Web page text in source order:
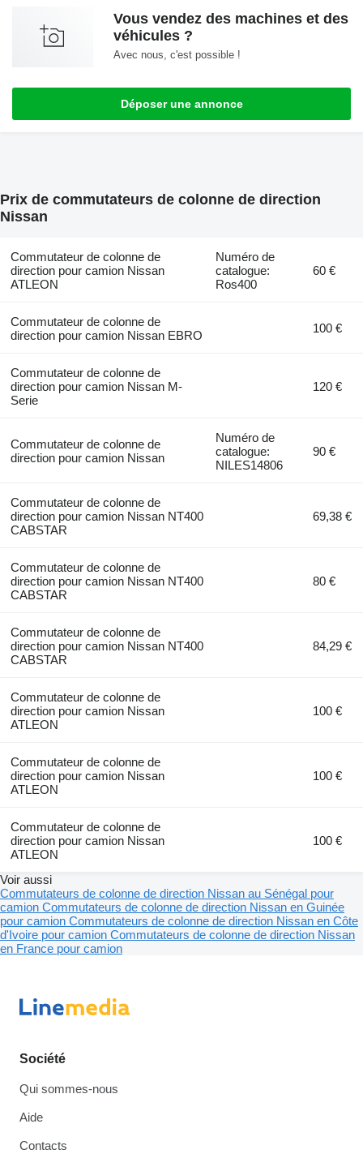
Vous vendez des machines et des
véhicules ?
Avec nous, c'est possible !
Déposer une annonce
Prix de commutateurs de colonne de direction
Nissan
Commutateur de colonne de
direction pour camion Nissan
ATLEON
Numéro de
catalogue:
Ros400
60 €
Commutateur de colonne de
direction pour camion Nissan EBRO
100 €
Commutateur de colonne de
direction pour camion Nissan M-
Serie
120 €
Commutateur de colonne de
direction pour camion Nissan
Numéro de
catalogue:
NILES14806
90 €
Commutateur de colonne de
direction pour camion Nissan NT400
CABSTAR
69,38 €
Commutateur de colonne de
direction pour camion Nissan NT400
CABSTAR
80 €
Commutateur de colonne de
direction pour camion Nissan NT400
CABSTAR
84,29 €
Commutateur de colonne de
direction pour camion Nissan
ATLEON
100 €
Commutateur de colonne de
direction pour camion Nissan
ATLEON
100 €
Commutateur de colonne de
direction pour camion Nissan
ATLEON
100 €
Voir aussi
Commutateurs de colonne de direction Nissan au Sénégal pour
camion Commutateurs de colonne de direction Nissan en Guinée
pour camion Commutateurs de colonne de direction Nissan en Côte
d'Ivoire pour camion Commutateurs de colonne de direction Nissan
en France pour camion
Société
Qui sommes-nous
Aide
Contacts